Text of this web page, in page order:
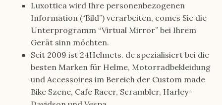
Luxottica wird Ihre personenbezogenen
Information (“Bild”) verarbeiten, comes Sie die
Unterprogramm “Virtual Mirror” bei Ihrem
Gerät sinn möchten.
Seit 2009 ist 24Helmets. de spezialisiert bei die
besten Marken für Helme, Motorradbekleidung
und Accessoires im Bereich der Custom made
Bike Szene, Cafe Racer, Scrambler, Harley-